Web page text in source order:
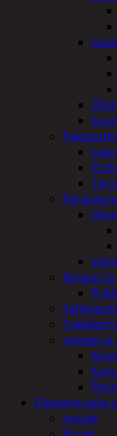
Öljyt
Rengas
Veneet
Eläintenruoka
Jyrsijät